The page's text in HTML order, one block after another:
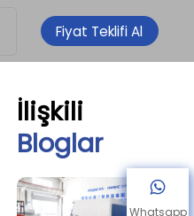
Fiyat Teklifi Al
İlişkili
Bloglar
Whatsapp